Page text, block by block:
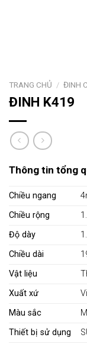
TRANG CHỦ / ĐINH
ĐINH K419
Thông tin tổng
Chiều ngang
Chiều rộng
Độ dày
Chiều dài
Vật liệu
Xuất xứ
Màu sắc
Thiết bị sử dụng